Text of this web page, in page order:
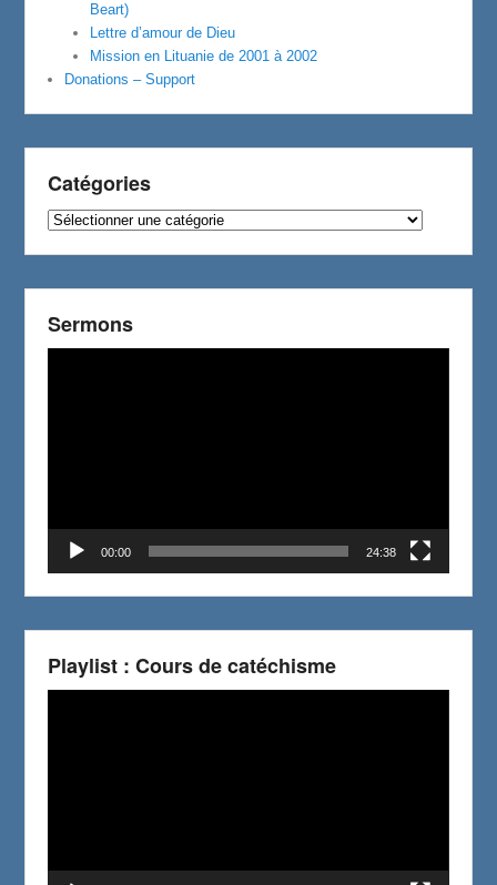
Beart)
Lettre d’amour de Dieu
Mission en Lituanie de 2001 à 2002
Donations – Support
Catégories
Catégories
Sermons
00:00 24:38
Playlist : Cours de catéchisme